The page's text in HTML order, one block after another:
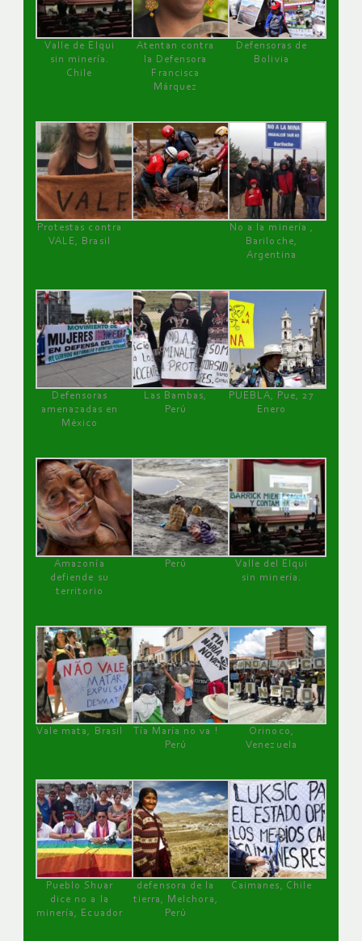
Valle de Elqui
sin minería.
Chile
Atentan contra
la Defensora
Francisca
Márquez
Defensoras de
Bolivia
Protestas contra
VALE, Brasil
No a la minería ,
Bariloche,
Argentina
Defensoras
amenazadas en
México
Las Bambas,
Perú
PUEBLA, Pue, 27
Enero
Amazonía
defiende su
territorio
Perú
Valle del Elqui
sin minería.
Vale mata, Brasil
Tía María no va !
Perú
Orinoco,
Venezuela
Pueblo Shuar
dice no a la
minería, Ecuador
defensora de la
tierra, Melchora,
Perú
Caimanes, Chile